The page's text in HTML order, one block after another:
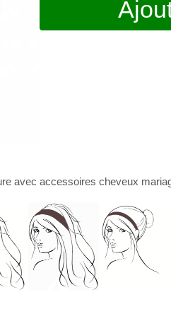
avec accessoires cheveux